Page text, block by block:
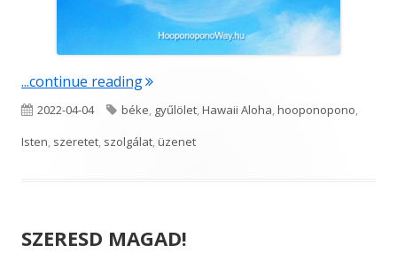
...continue reading"Felhőbe vésve"
Published
on
2022-04-04 Tags
béke, gyűlölet,Hawaii Aloha,hooponopono,
Isten, szeretet, szolgálat,üzenet
SZERESD MAGAD!